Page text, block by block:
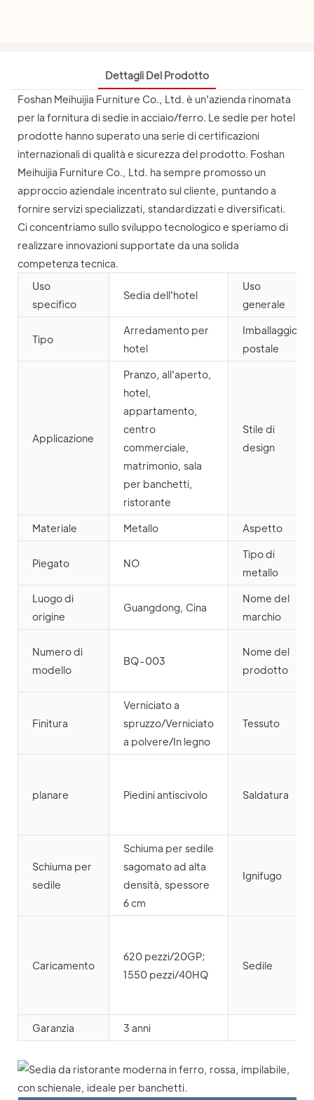
Dettagli Del Prodotto
Foshan Meihuijia Furniture Co., Ltd. è un'azienda rinomata
per la fornitura di sedie in acciaio/ferro. Le sedie per hotel
prodotte hanno superato una serie di certificazioni
internazionali di qualità e sicurezza del prodotto. Foshan
Meihuijia Furniture Co., Ltd. ha sempre promosso un
approccio aziendale incentrato sul cliente, puntando a
fornire servizi specializzati, standardizzati e diversificati.
Ci concentriamo sullo sviluppo tecnologico e speriamo di
realizzare innovazioni supportate da una solida
competenza tecnica.
Uso
specifico
Sedia dell'hotel
Uso
generale
Tipo
Arredamento per
hotel
Imballaggio
postale
Applicazione
Pranzo, all'aperto,
hotel,
appartamento,
centro
commerciale,
matrimonio, sala
per banchetti,
ristorante
Stile di
design
Materiale Metallo Aspetto
Piegato NO
Tipo di
metallo
Luogo di
origine
Guangdong, Cina
Nome del
marchio
Numero di
modello
BQ-003
Nome del
prodotto
Finitura
Verniciato a
spruzzo/Verniciato
a polvere/In legno
Tessuto
planare Piedini antiscivolo Saldatura
Schiuma per
sedile
Schiuma per sedile
sagomato ad alta
densità, spessore
6 cm
Ignifugo
Caricamento
620 pezzi/20GP;
1550 pezzi/40HQ
Sedile
Garanzia 3 anni